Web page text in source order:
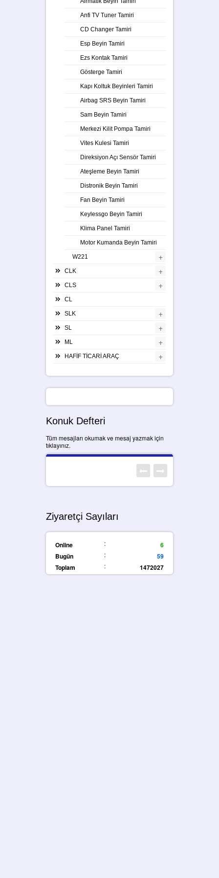
Anfi TV Tuner Tamiri
CD Changer Tamiri
Esp Beyin Tamiri
Ezs Kontak Tamiri
Gösterge Tamiri
Kapı Koltuk Beyinleri Tamiri
Airbag SRS Beyin Tamiri
Sam Beyin Tamiri
Merkezi Kilit Pompa Tamiri
Vites Kulesi Tamiri
Direksiyon Açı Sensör Tamiri
Ateşleme Beyin Tamiri
Distronik Beyin Tamiri
Fan Beyin Tamiri
Keylessgo Beyin Tamiri
Klima Panel Tamiri
Motor Kumanda Beyin Tamiri
W221 +
CLK +
CLS +
CL
SLK +
SL +
ML +
HAFİF TİCARİ ARAÇ +
Konuk Defteri
Tüm mesajları okumak ve mesaj yazmak için
tıklayınız.
Ziyaretçi Sayıları
Online :
6
Bugün
:
59
Toplam
: 1472027